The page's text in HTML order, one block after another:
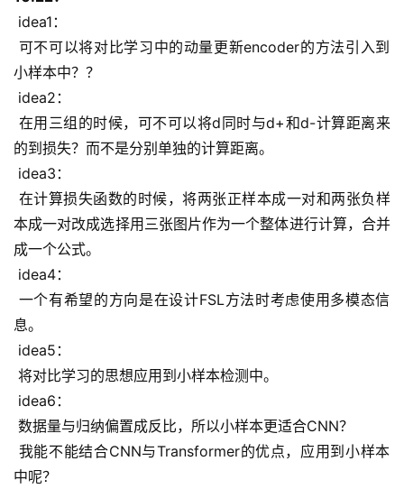
idea1：
小样本中？？
idea2：
的到损失？而不是分别单独的计算距离。
idea3：
本成一对改成选择用三张图片作为一个整体进行计算，合并
成一个公式。
idea4：
息。
idea5：
将对比学习的思想应用到小样本检测中。
idea6：
数据量与归纳偏置成反比，所以小样本更适合CNN？
中呢？